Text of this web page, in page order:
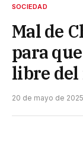
SOCIEDAD
Mal de
para
libre del
20 de mayo de 2025